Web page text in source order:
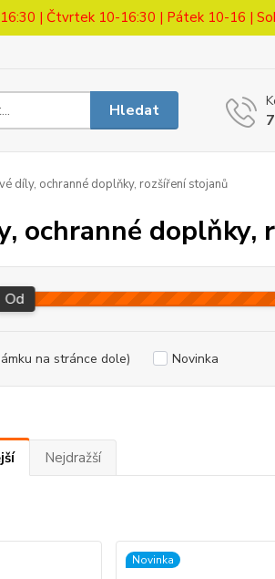
| Čtvrtek 10-16:30 | Pátek 10-16 |
Hledat
díly, ochranné doplňky, rozšíření stojanů
ochranné doplňky,
Od
na stránce dole) Novinka
Nejdražší
Novinka